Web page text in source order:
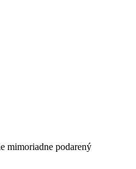
mimoriadne podarený